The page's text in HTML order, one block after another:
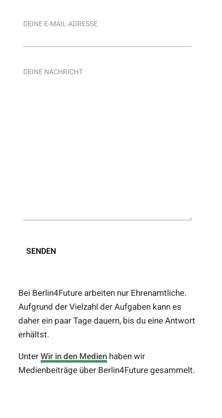
DEINE E-MAIL-ADRESSE
DEINE NACHRICHT
Bei Berlin4Future arbeiten nur Ehrenamtliche.
Aufgrund der Vielzahl der Aufgaben kann es
daher ein paar Tage dauern, bis du eine Antwort
erhältst.
UnterWir in den Medien haben wir
Medienbeiträge über Berlin4Future gesammelt.